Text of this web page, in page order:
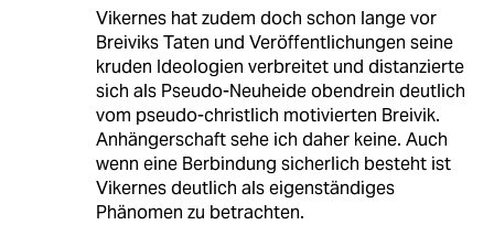
Vikernes hat zudem doch schon lange vor
Breiviks Taten und Veröffentlichungen seine
kruden Ideologien verbreitet und distanzierte
sich als Pseudo-Neuheide obendrein deutlich
vom pseudo-christlich motivierten Breivik.
Anhängerschaft sehe ich daher keine. Auch
wenn eine Berbindung sicherlich besteht ist
Vikernes deutlich als eigenständiges
Phänomen zu betrachten.